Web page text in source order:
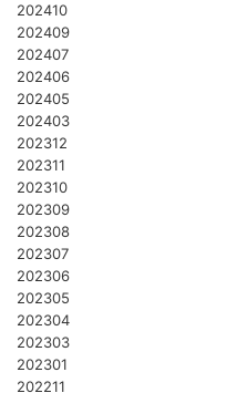
202410
202409
202407
202406
202405
202403
202312
202311
202310
202309
202308
202307
202306
202305
202304
202303
202301
202211